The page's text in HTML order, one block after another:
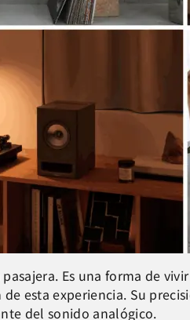
Es una forma de
de esta experiencia. Su
del sonido analógico.